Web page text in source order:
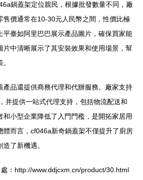
鍋蓋架定位親民，根據批發數量不同，廠
售價通常在10-30元人民幣之間，性價比極
平臺如阿里巴巴展示產品圖片，確保買家能
片中清晰展示了其安裝效果和使用場景，幫
產品還提供商務代理和代辦服務。廠家支持
并提供一站式代理支持，包括物流配送和
和小型企業降低了入門門檻，是開拓家居用
體而言，cf046a新奇鍋蓋架不僅提升了廚房
了新機遇。
：http://www.ddjcxm.cn/product/30.html